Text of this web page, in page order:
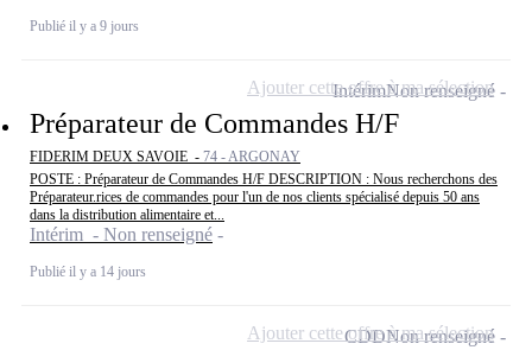
Publié il y a 9 jours
Préparateur de Commandes H/F
FIDERIM DEUX SAVOIE - 74 - ARGONAY
POSTE : Préparateur de Commandes H/F DESCRIPTION : Nous recherchons des
Préparateur.rices de commandes pour l'un de nos clients spécialisé depuis 50 ans
dans la distribution alimentaire et...
Intérim - Non renseigné
Publié il y a 14 jours
IntérimNon renseigné
Ajouter cette offre à ma sélection
CDDNon renseigné
Ajouter cette offre à ma sélection